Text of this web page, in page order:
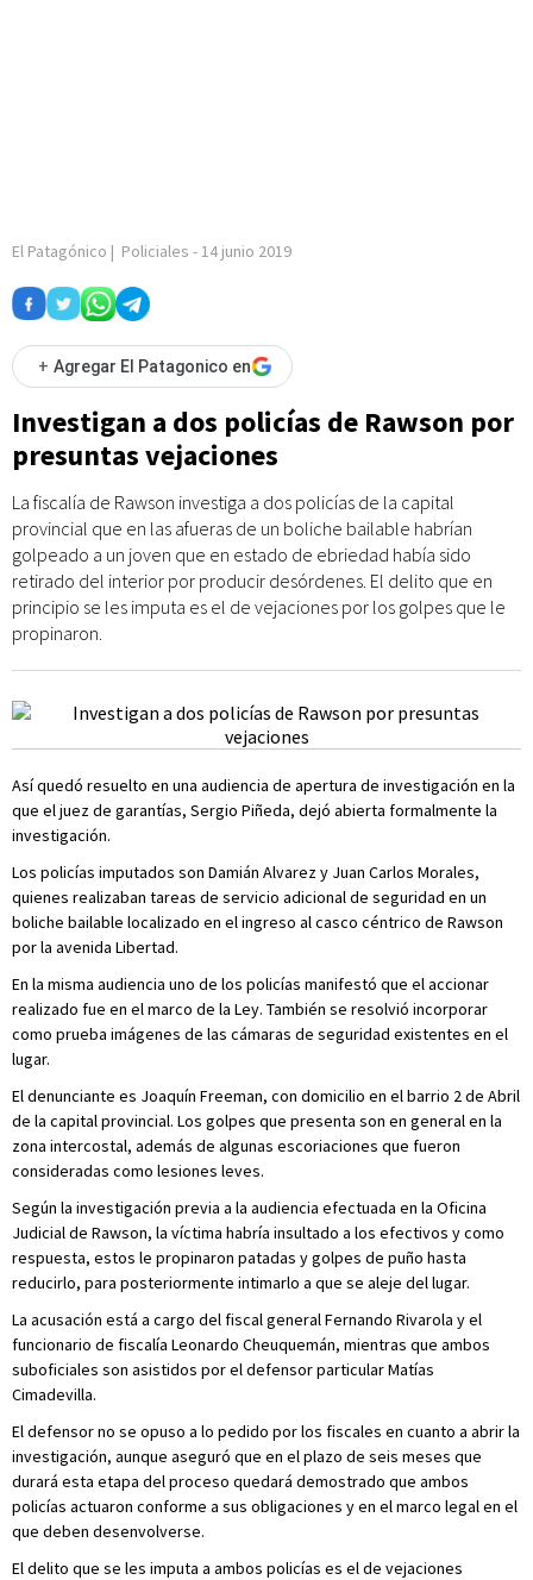
El Patagónico | Policiales - 14 junio 2019
+ Agregar El Patagonico en
Investigan a dos policías de Rawson por
presuntas vejaciones
La fiscalía de Rawson investiga a dos policías de la capital
provincial que en las afueras de un boliche bailable habrían
golpeado a un joven que en estado de ebriedad había sido
retirado del interior por producir desórdenes. El delito que en
principio se les imputa es el de vejaciones por los golpes que le
propinaron.
Así quedó resuelto en una audiencia de apertura de investigación en la
que el juez de garantías, Sergio Piñeda, dejó abierta formalmente la
investigación.
Los policías imputados son Damián Alvarez y Juan Carlos Morales,
quienes realizaban tareas de servicio adicional de seguridad en un
boliche bailable localizado en el ingreso al casco céntrico de Rawson
por la avenida Libertad.
En la misma audiencia uno de los policías manifestó que el accionar
realizado fue en el marco de la Ley. También se resolvió incorporar
como prueba imágenes de las cámaras de seguridad existentes en el
lugar.
El denunciante es Joaquín Freeman, con domicilio en el barrio 2 de Abril
de la capital provincial. Los golpes que presenta son en general en la
zona intercostal, además de algunas escoriaciones que fueron
consideradas como lesiones leves.
Según la investigación previa a la audiencia efectuada en la Oficina
Judicial de Rawson, la víctima habría insultado a los efectivos y como
respuesta, estos le propinaron patadas y golpes de puño hasta
reducirlo, para posteriormente intimarlo a que se aleje del lugar.
La acusación está a cargo del fiscal general Fernando Rivarola y el
funcionario de fiscalía Leonardo Cheuquemán, mientras que ambos
suboficiales son asistidos por el defensor particular Matías
Cimadevilla.
El defensor no se opuso a lo pedido por los fiscales en cuanto a abrir la
investigación, aunque aseguró que en el plazo de seis meses que
durará esta etapa del proceso quedará demostrado que ambos
policías actuaron conforme a sus obligaciones y en el marco legal en el
que deben desenvolverse.
El delito que se les imputa a ambos policías es el de vejaciones